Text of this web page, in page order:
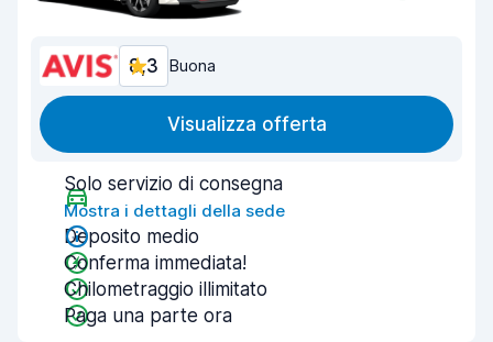
8,3 Buona
Visualizza offerta
Solo servizio di consegna
Mostra i dettagli della sede
Deposito medio
Conferma immediata!
Chilometraggio illimitato
Paga una parte ora